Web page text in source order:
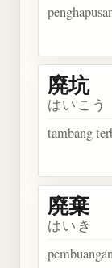
廃坑
はいこう
tambang
廃棄
はいき